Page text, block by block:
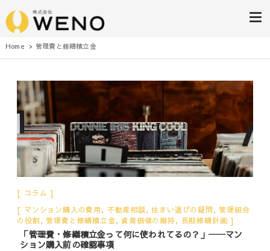
株式会社WENO
Home 管理費と修繕積立金
コラム
マンション購入の費用, 不動産相談,住まい選びの疑問, 管理組合
の役割, 管理費と修繕積立金,資産価値の維持, 長期修繕計画
「管理費・修繕積立金って何に使われてるの？」──マン
ション購入前の確認事項